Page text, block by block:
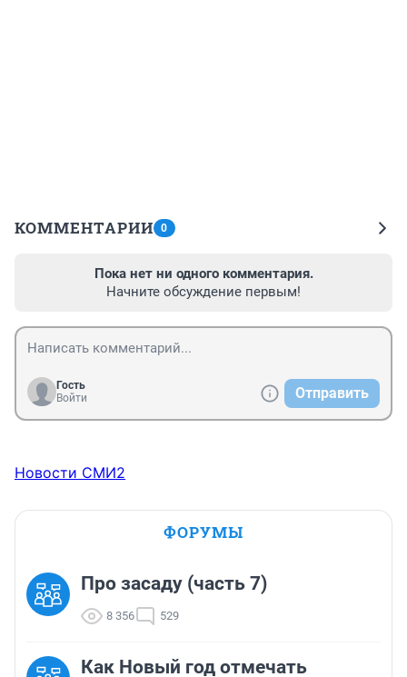
КОММЕНТАРИИ 0
Пока нет ни одного комментария.
Начните обсуждение первым!
Гость
Войти
Отправить
Новости СМИ2
ФОРУМЫ
Про засаду (часть 7)
8 356 529
Как Новый год отмечать